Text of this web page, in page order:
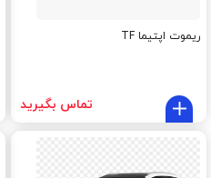
ریموت اپتیما TF
تماس بگیرید